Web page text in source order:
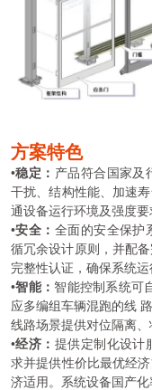
方案特色
•稳定： 产品符合国家及
干扰、结构性能、加速
通设备运行环境及强度要
•安全： 全面的安全保护
循冗余设计原则，并配
完整性认证，确保系统运
•智能： 智能控制系统可
应多编组车辆混跑的线
线路场景提供对位隔离、
•经济： 提供定制化设计
求并提供性价比最优经
济适用。系统设备国产化